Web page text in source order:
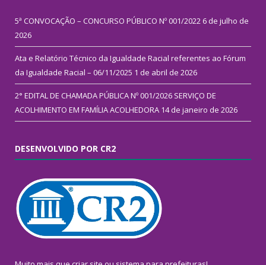
5ª CONVOCAÇÃO – CONCURSO PÚBLICO Nº 001/2022 6 de julho de
2026
Ata e Relatório Técnico da Igualdade Racial referentes ao Fórum
da Igualdade Racial – 06/11/2025 1 de abril de 2026
2° EDITAL DE CHAMADA PÚBLICA Nº 001/2026 SERVIÇO DE
ACOLHIMENTO EM FAMÍLIA ACOLHEDORA 14 de janeiro de 2026
DESENVOLVIDO POR CR2